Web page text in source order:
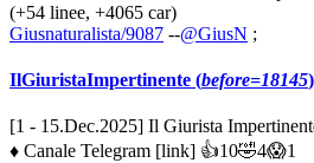
(+54 linee, +4065 car)
Giusnaturalista/9087 --@GiusN ;
IlGiuristaImpertinente (before=18145)
[1 - 15.Dec.2025] Il Giurista
♦ Canale Telegram [link] 👍10🤣4😱1